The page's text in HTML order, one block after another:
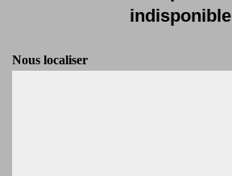
indisponible
Nous localiser